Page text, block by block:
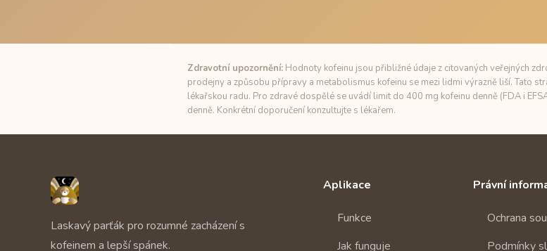
Zdravotní upozornění: Hodnoty kofeinu jsou přibližné údaje z citovaných veřejných
prodejny a způsobu přípravy a metabolismus kofeinu se mezi lidmi výrazně liší. Tato
lékařskou radu. Pro zdravé dospělé se uvádí limit do 400 mg kofeinu denně (FDA i
denně. Konkrétní doporučení konzultujte s lékařem.
Laskavý parťák pro rozumné zacházení s
kofeinem a lepší spánek.
Aplikace
Funkce
Jak funguje
Právní
Ochrana
Podmínky